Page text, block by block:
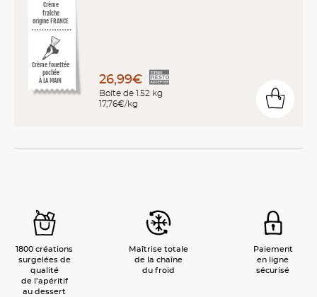
Crème
fraîche
origine FRANCE
Crème fouettée
pochée
À LA MAIN 26,99€
Boîte de 1.52 kg
17,76€/kg
1800 créations
surgelées de
qualité
de l’apéritif
au dessert
Maîtrise totale
de la chaîne
du froid
Paiement
en ligne
sécurisé